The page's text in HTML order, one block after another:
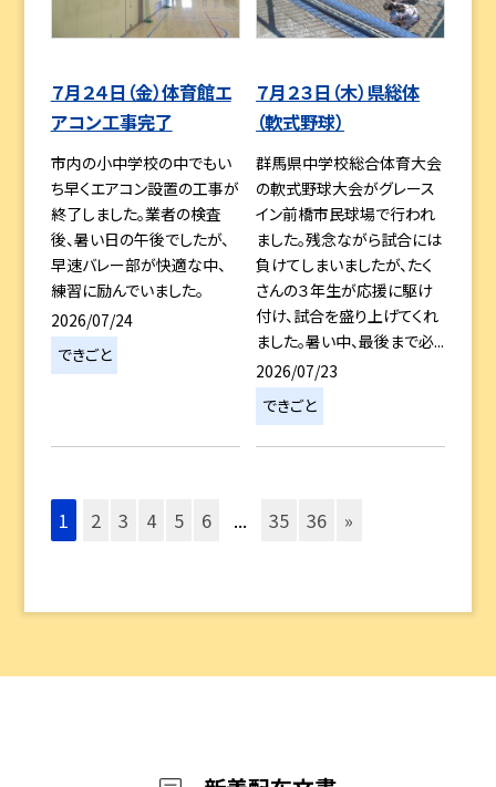
７月２４日（金）体育館エ
アコン工事完了
市内の小中学校の中でもい
ち早くエアコン設置の工事が
終了しました。業者の検査
後、暑い日の午後でしたが、
早速バレー部が快適な中、
練習に励んでいました。
2026/07/24
できごと
７月２３日（木）県総体
（軟式野球）
群馬県中学校総合体育大会
の軟式野球大会がグレース
イン前橋市民球場で行われ
ました。残念ながら試合には
負けてしまいましたが、たく
さんの３年生が応援に駆け
付け、試合を盛り上げてくれ
ました。暑い中、最後まで必...
2026/07/23
できごと
1 2 3 4 5 6 ... 35 36 »